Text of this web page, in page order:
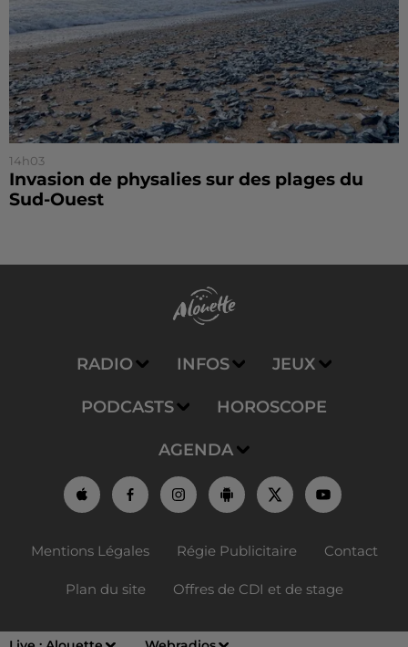
14h03
Invasion de physalies sur des plages du
Sud-Ouest
RADIO INFOS JEUX
PODCASTS HOROSCOPE
AGENDA
Mentions Légales Régie Publicitaire Contact
Plan du site Offres de CDI et de stage